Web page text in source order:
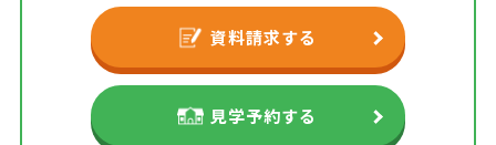
資料請求する
見学予約する